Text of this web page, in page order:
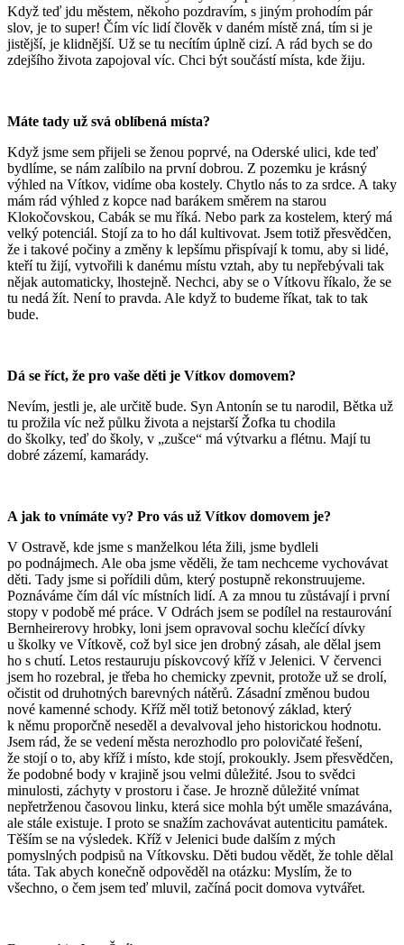
Když teď jdu městem, někoho pozdravím, s jiným prohodím pár
slov, je to super! Čím víc lidí člověk v daném místě zná, tím si je
jistější, je klidnější. Už se tu necítím úplně cizí. A rád bych se do
zdejšího života zapojoval víc. Chci být součástí místa, kde žiju.
Máte tady už svá oblíbená místa?
Když jsme sem přijeli se ženou poprvé, na Oderské ulici, kde teď
bydlíme, se nám zalíbilo na první dobrou. Z pozemku je krásný
výhled na Vítkov, vidíme oba kostely. Chytlo nás to za srdce. A taky
mám rád výhled z kopce nad barákem směrem na starou
Klokočovskou, Cabák se mu říká. Nebo park za kostelem, který má
velký potenciál. Stojí za to ho dál kultivovat. Jsem totiž přesvědčen,
že i takové počiny a změny k lepšímu přispívají k tomu, aby si lidé,
kteří tu žijí, vytvořili k danému místu vztah, aby tu nepřebývali tak
nějak automaticky, lhostejně. Nechci, aby se o Vítkovu říkalo, že se
tu nedá žít. Není to pravda. Ale když to budeme říkat, tak to tak
bude.
Dá se říct, že pro vaše děti je Vítkov domovem?
Nevím, jestli je, ale určitě bude. Syn Antonín se tu narodil, Bětka už
tu prožila víc než půlku života a nejstarší Žofka tu chodila
do školky, teď do školy, v „zušce“ má výtvarku a flétnu. Mají tu
dobré zázemí, kamarády.
A jak to vnímáte vy? Pro vás už Vítkov domovem je?
V Ostravě, kde jsme s manželkou léta žili, jsme bydleli
po podnájmech. Ale oba jsme věděli, že tam nechceme vychovávat
děti. Tady jsme si pořídili dům, který postupně rekonstruujeme.
Poznáváme čím dál víc místních lidí. A za mnou tu zůstávají i první
stopy v podobě mé práce. V Odrách jsem se podílel na restaurování
Bernheirerovy hrobky, loni jsem opravoval sochu klečící dívky
u školky ve Vítkově, což byl sice jen drobný zásah, ale dělal jsem
ho s chutí. Letos restauruju pískovcový kříž v Jelenici. V červenci
jsem ho rozebral, je třeba ho chemicky zpevnit, protože už se drolí,
očistit od druhotných barevných nátěrů. Zásadní změnou budou
nové kamenné schody. Kříž měl totiž betonový základ, který
k němu proporčně neseděl a devalvoval jeho historickou hodnotu.
Jsem rád, že se vedení města nerozhodlo pro polovičaté řešení,
že stojí o to, aby kříž i místo, kde stojí, prokoukly. Jsem přesvědčen,
že podobné body v krajině jsou velmi důležité. Jsou to svědci
minulosti, záchyty v prostoru i čase. Je hrozně důležité vnímat
nepřetrženou časovou linku, která sice mohla být uměle smazávána,
ale stále existuje. I proto se snažím zachovávat autenticitu památek.
Těším se na výsledek. Kříž v Jelenici bude dalším z mých
pomyslných podpisů na Vítkovsku. Děti budou vědět, že tohle dělal
táta. Tak abych konečně odpověděl na otázku: Myslím, že to
všechno, o čem jsem teď mluvil, začíná pocit domova vytvářet.